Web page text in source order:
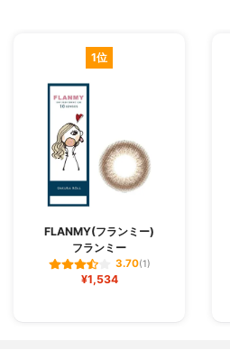
1位
FLANMY(フランミー)
フランミー
3.70(1)
¥1,534